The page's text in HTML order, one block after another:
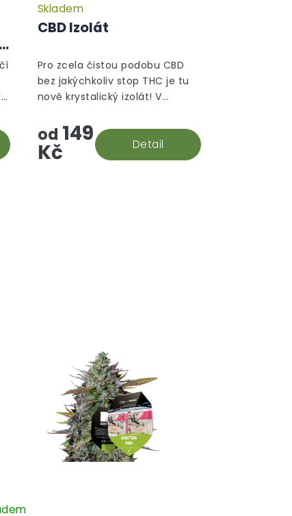
CBD Izolát
Skladem
od 149
Kč Detail
Pro zcela čistou podobu CBD
bez jakýchkoliv stop THC je tu
nově krystalický izolát! V
směrnicemi je jeho izolace
prováděna s maximální péčí, a
vám se tak do...